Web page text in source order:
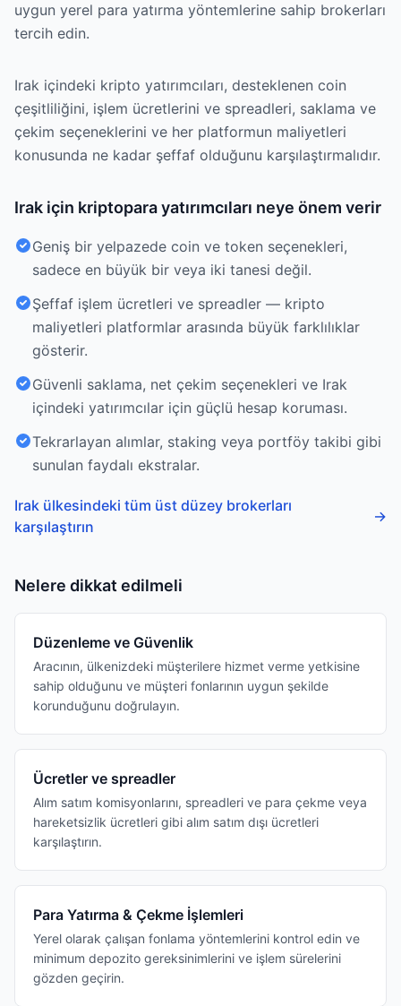
uygun yerel para yatırma yöntemlerine sahip brokerları
tercih edin.
Irak içindeki kripto yatırımcıları, desteklenen coin
çeşitliliğini, işlem ücretlerini ve spreadleri, saklama ve
çekim seçeneklerini ve her platformun maliyetleri
konusunda ne kadar şeffaf olduğunu karşılaştırmalıdır.
Irak için kriptopara yatırımcıları neye önem verir
Geniş bir yelpazede coin ve token seçenekleri,
sadece en büyük bir veya iki tanesi değil.
Şeffaf işlem ücretleri ve spreadler — kripto
maliyetleri platformlar arasında büyük farklılıklar
gösterir.
Güvenli saklama, net çekim seçenekleri ve Irak
içindeki yatırımcılar için güçlü hesap koruması.
Tekrarlayan alımlar, staking veya portföy takibi gibi
sunulan faydalı ekstralar.
Irak ülkesindeki tüm üst düzey brokerları
karşılaştırın
→
Nelere dikkat edilmeli
Düzenleme ve Güvenlik
Aracının, ülkenizdeki müşterilere hizmet verme yetkisine
sahip olduğunu ve müşteri fonlarının uygun şekilde
korunduğunu doğrulayın.
Ücretler ve spreadler
Alım satım komisyonlarını, spreadleri ve para çekme veya
hareketsizlik ücretleri gibi alım satım dışı ücretleri
karşılaştırın.
Para Yatırma & Çekme İşlemleri
Yerel olarak çalışan fonlama yöntemlerini kontrol edin ve
minimum depozito gereksinimlerini ve işlem sürelerini
gözden geçirin.